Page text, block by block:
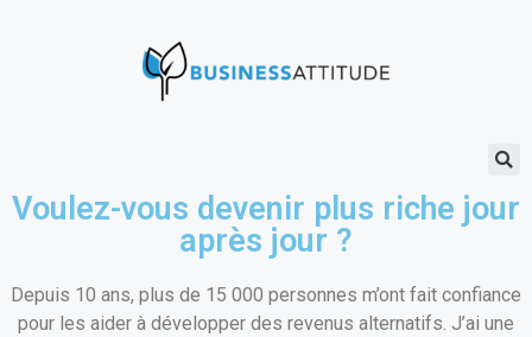
Voulez-vous devenir plus riche jour
après jour ?
Depuis 10 ans, plus de 15 000 personnes m’ont fait confiance
pour les aider à développer des revenus alternatifs. J’ai une